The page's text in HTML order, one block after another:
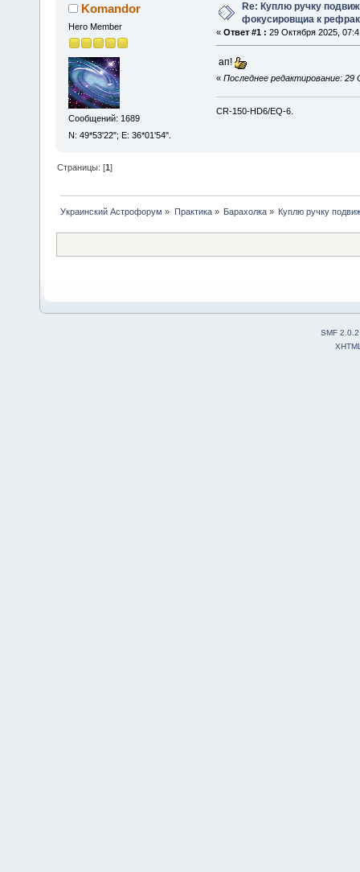
Komandor
Hero Member
Сообщений: 1689
N: 49*53'22"; E: 36*01'54".
Re: Куплю ручку
фокусировщиа к
« Ответ #1 : 29 Октября 2025,
ап!
« Последнее редактирование: 29
CR-150-HD6/EQ-6.
Страницы: [1]
Украинский Астрофорум » Практика» Барахолка» Куплю ручку
SMF 2.0.2